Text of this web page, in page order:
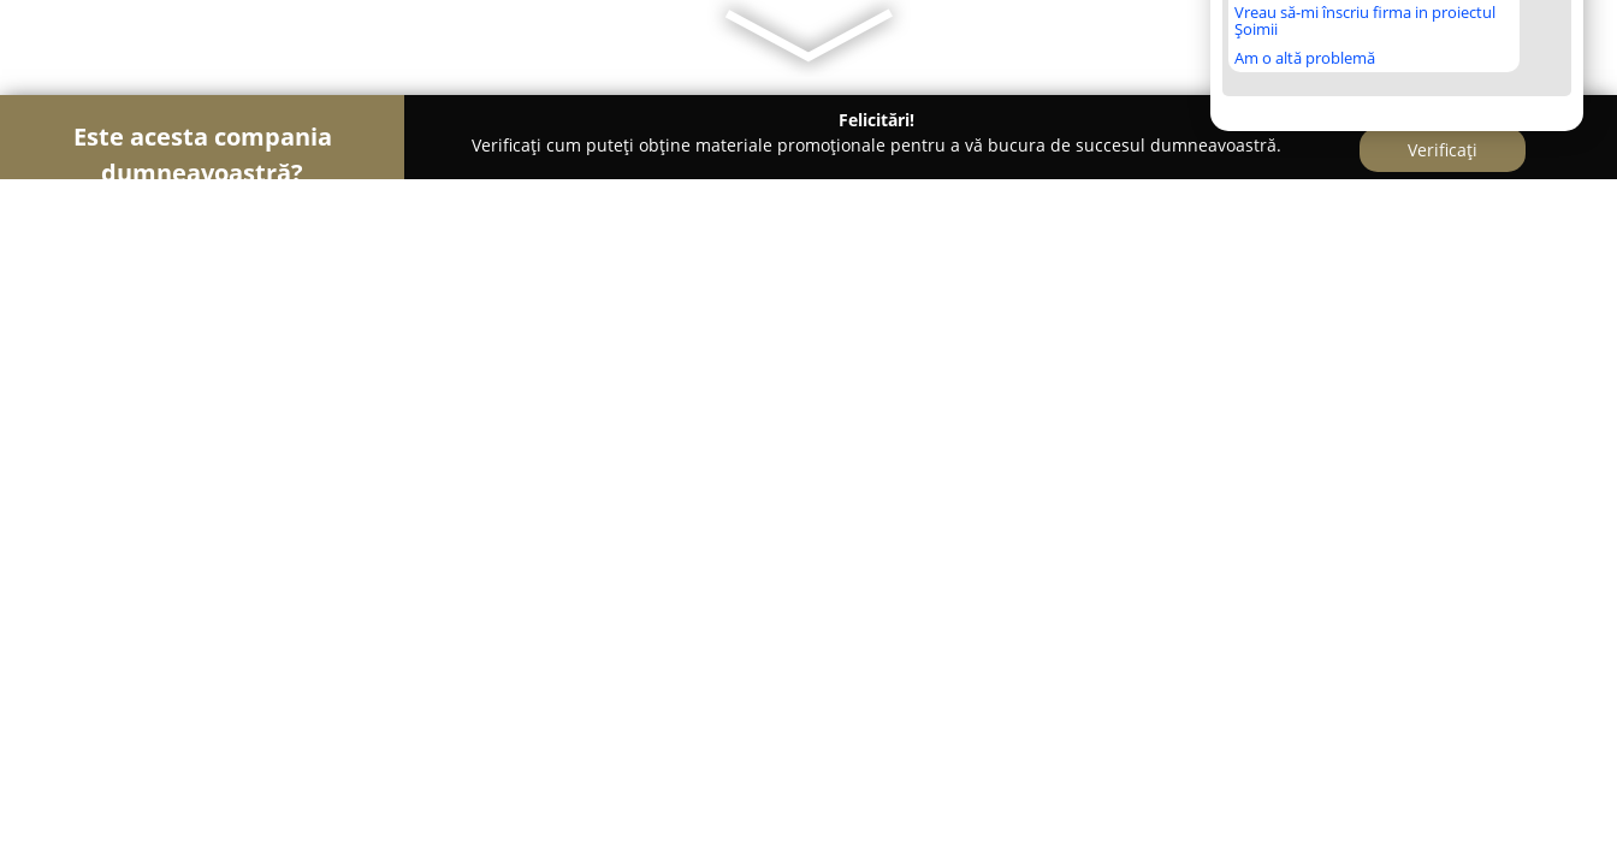
Vreau să-mi înscriu firma in proiectul
Șoimii
Am o altă problemă
Este acesta compania
dumneavoastră?
Felicitări!
Verificați cum puteți obține materiale promoționale pentru a vă bucura de succesul dumneavoastră.
Verificați